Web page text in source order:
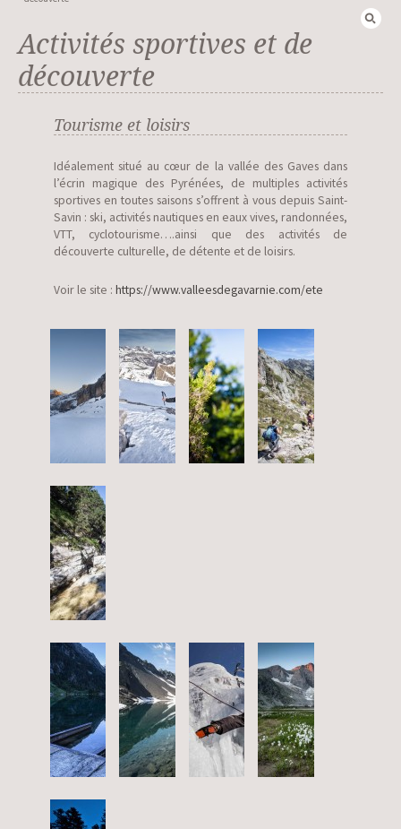
Activités sportives et de
découverte
Tourisme et loisirs
Idéalement situé au cœur de la vallée des Gaves dans
l’écrin magique des Pyrénées, de multiples activités
sportives en toutes saisons s’offrent à vous depuis Saint-
Savin : ski, activités nautiques en eaux vives, randonnées,
VTT, cyclotourisme….ainsi que des activités de
découverte culturelle, de détente et de loisirs.
Voir le site : https://www.valleesdegavarnie.com/ete